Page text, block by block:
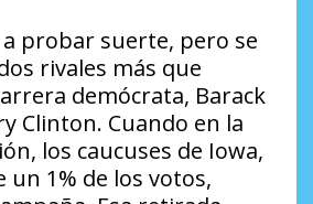
a probar suerte, pero se
rivales más que
demócrata, Barack
Clinton. Cuando en la
los caucuses de Iowa,
un 1% de los votos,